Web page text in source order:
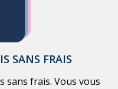
SANS FRAIS
sans frais. Vous vous